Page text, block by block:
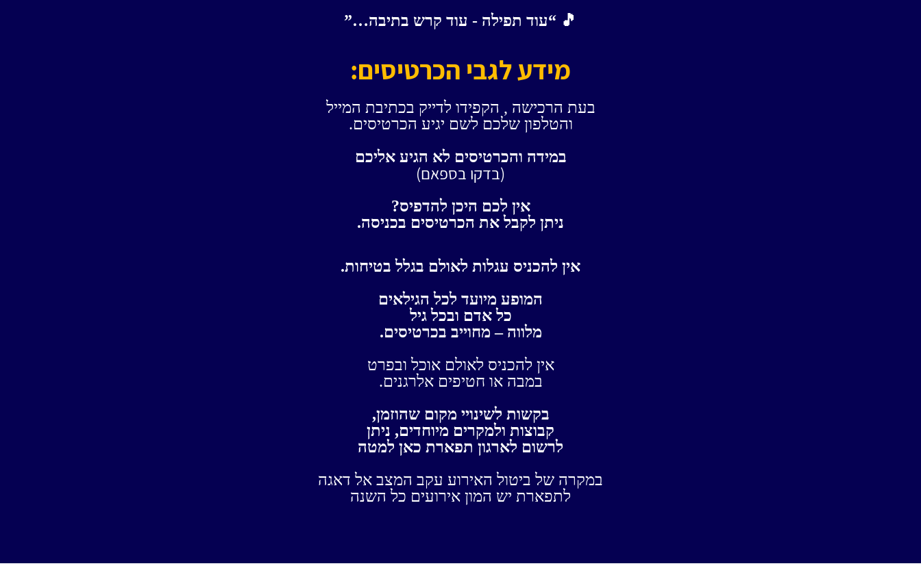
🎵 “עוד תפילה - עוד קרש בתיבה…”
מידע לגבי הכרטיסים:
בעת הרכישה , הקפידו לדייק בכתיבת המייל
והטלפון שלכם לשם יגיע הכרטיסים.
במידה והכרטיסים לא הגיע אליכם
(בדקו בספאם)
אין לכם היכן להדפיס?
ניתן לקבל את הכרטיסים בכניסה.
אין להכניס עגלות לאולם בגלל בטיחות.
המופע מיועד לכל הגילאים
כל אדם ובכל גיל
מלווה – מחוייב בכרטיסים.
אין להכניס לאולם אוכל ובפרט
במבה או חטיפים אלרגנים.
בקשות לשינויי מקום שהוזמן,
קבוצות ולמקרים מיוחדים, ניתן
לרשום לארגון תפארת כאן למטה
במקרה של ביטול האירוע עקב המצב אל דאגה
לתפארת יש המון אירועים כל השנה